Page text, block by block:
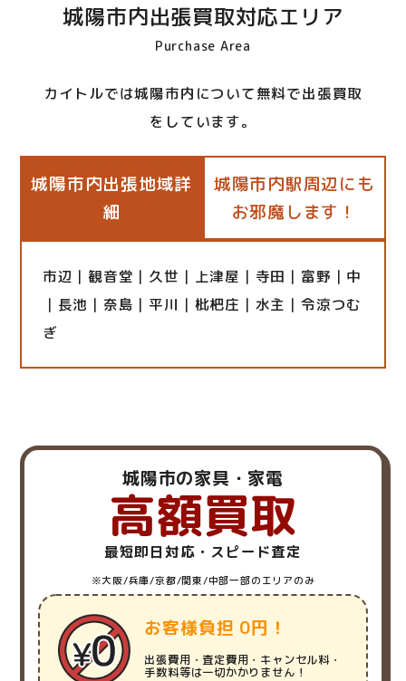
城陽市内出張買取対応エリア
Purchase Area
カイトルでは城陽市内について無料で出張買取
をしています。
城陽市内出張地域詳
細
城陽市内駅周辺にも
お邪魔します！
市辺｜観音堂｜久世｜上津屋｜寺田｜富野｜中
｜長池｜奈島｜平川｜枇杷庄｜水主｜令涼つむ
ぎ
城陽市の家具・家電
高額買取
最短即日対応・スピード査定
※大阪/兵庫/京都/関東/中部一部のエリアのみ
お客様負担 0円！
出張費用・査定費用・キャンセル料・
手数料等は一切かかりません！